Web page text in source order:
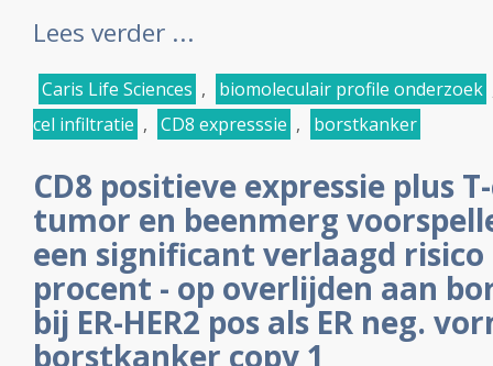
Lees verder ...
Caris Life Sciences , biomoleculair profile onderzoek
cel infiltratie , CD8 expresssie , borstkanker
CD8 positieve expressie plus
tumor en beenmerg
een significant verlaagd risico
procent - op overlijden aan
bij ER-HER2 pos als ER neg.
borstkanker copy 1